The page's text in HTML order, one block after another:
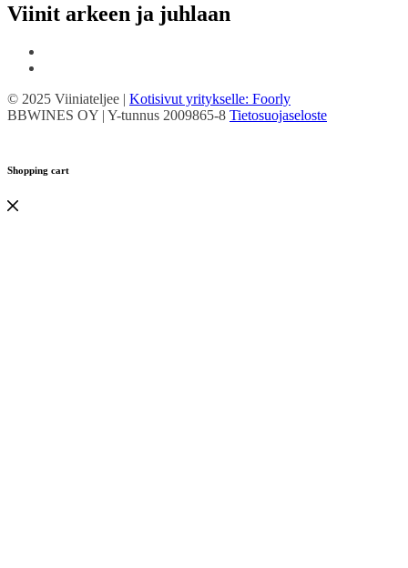
Viinit arkeen ja juhlaan
© 2025 Viiniateljee | Kotisivut yritykselle: Foorly
BBWINES OY | Y-tunnus 2009865-8 Tietosuojaseloste
Shopping cart